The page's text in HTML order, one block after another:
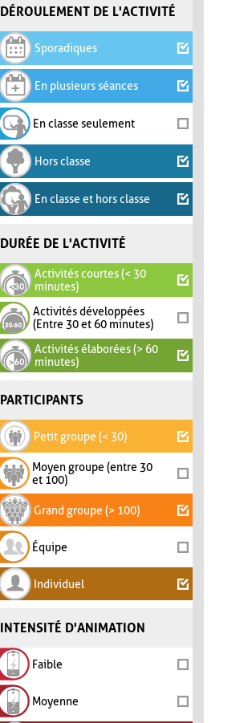
DÉROULEMENT DE L'ACTIVITÉ
Sporadiques
En plusieurs séances
En classe seulement
Hors classe
En classe et hors classe
DURÉE DE L'ACTIVITÉ
Activités courtes (< 30
minutes)
Activités développées
(Entre 30 et 60 minutes)
Activités élaborées (> 60
minutes)
PARTICIPANTS
Petit groupe (< 30)
Moyen groupe (entre 30
et 100)
Grand groupe (> 100)
Équipe
Individuel
INTENSITÉ D'ANIMATION
Faible
Moyenne